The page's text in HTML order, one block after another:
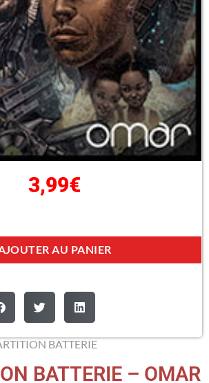
3,99€
AU PANIER
BATTERIE
BATTERIE – OMAR